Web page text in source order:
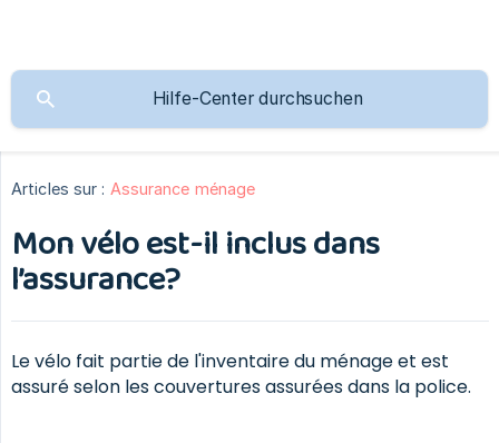
Articles sur : Assurance ménage
Mon vélo est-il inclus dans
l’assurance?
Le vélo fait partie de l'inventaire du ménage et est
assuré selon les couvertures assurées dans la police.